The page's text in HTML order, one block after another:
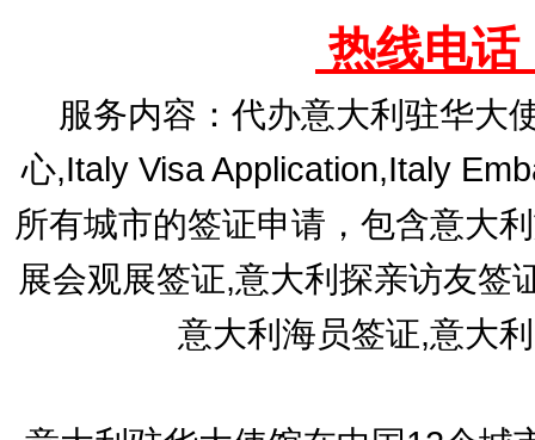
热线电话
服务内容：代办意大利驻华大
心,Italy Visa Application,Italy
所有城市的签证申请，包含意大
展会观展签证,意大利探亲访友签
意大利海员签证,意大